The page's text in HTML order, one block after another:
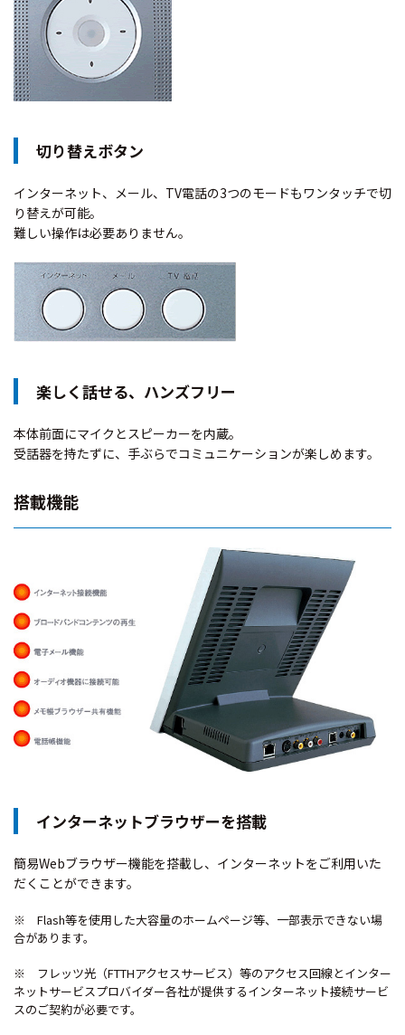
切り替えボタン
インターネット、メール、TV電話の3つのモードもワンタッチで切
り替えが可能。
難しい操作は必要ありません。
楽しく話せる、ハンズフリー
本体前面にマイクとスピーカーを内蔵。
受話器を持たずに、手ぶらでコミュニケーションが楽しめます。
搭載機能
インターネットブラウザーを搭載
簡易Webブラウザー機能を搭載し、インターネットをご利用いた
だくことができます。
※ Flash等を使用した大容量のホームページ等、一部表示できない場
合があります。
※ フレッツ光（FTTHアクセスサービス）等のアクセス回線とインター
ネットサービスプロバイダー各社が提供するインターネット接続サービ
スのご契約が必要です。